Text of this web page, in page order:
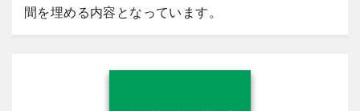
間を埋める内容となっています。